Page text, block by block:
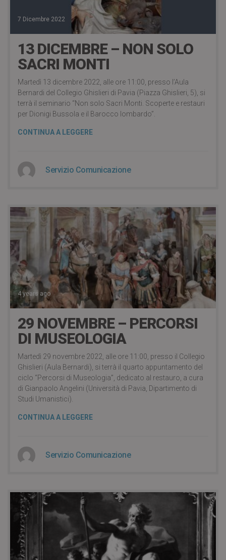
7 Dicembre 2022
13 DICEMBRE – NON SOLO
SACRI MONTI
Martedì 13 dicembre 2022, alle ore 11:00, presso l’Aula
Bernardi del Collegio Ghislieri di Pavia (Piazza Ghislieri, 5), si
terrà il seminario “Non solo Sacri Monti. Scoperte e restauri
per Dionigi Bussola e il Barocco lombardo”.
CONTINUA A LEGGERE
Servizio Comunicazione
4 years ago
29 NOVEMBRE – PERCORSI
DI MUSEOLOGIA
Martedì 29 novembre 2022, alle ore 11:00, presso il Collegio
Ghislieri (Aula Bernardi), si terrà il quarto appuntamento del
ciclo “Percorsi di Museologia”, dedicato al restauro, a cura
di Gianpaolo Angelini (Università di Pavia, Dipartimento di
Studi Umanistici).
CONTINUA A LEGGERE
Servizio Comunicazione